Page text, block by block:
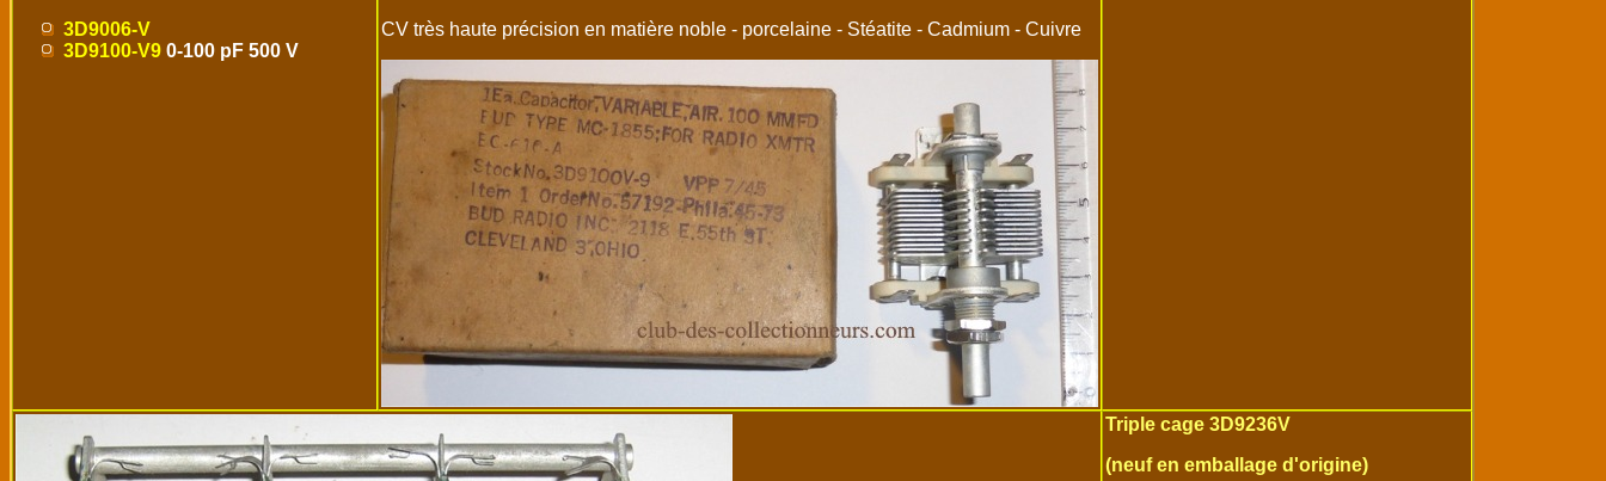
3D9006-V
3D9100-V9 0-100 pF 500 V
CV très haute précision en matière noble - porcelaine - Stéatite - Cadmium - Cuivre
Triple cage 3D9236V
(neuf en emballage d'origine)